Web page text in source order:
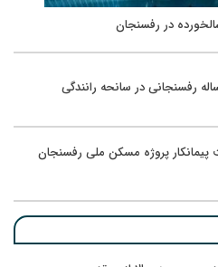
در رفسنجان
پیمانکار پروژه مسکن ملی رفسنجان